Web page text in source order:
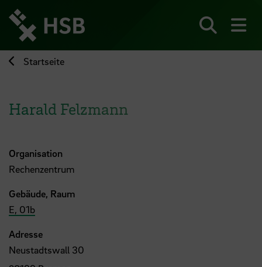
zum
Seiteninhalt
springen
Startseite
Harald Felzmann
Organisation
Rechenzentrum
Gebäude, Raum
E, 01b
Adresse
Neustadtswall 30